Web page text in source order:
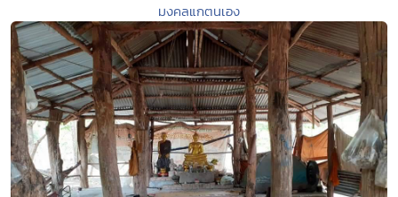
มงคลแกตนเอง